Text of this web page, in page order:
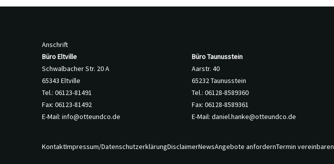
Anschrift
Büro Eltville
Schwalbacher Str. 20 A
65343 Eltville
Tel.: 06123-81491
Fax: 06123-81492
E-Mail: info@otteundco.de
Büro Taunusstein
Aarstr. 40
65232 Taunusstein
Tel.: 06128-8589360
Fax: 06128-8589361
E-Mail: daniel.hanke@otteundco.de
KontaktImpressum/DatenschutzerklärungDisclaimerNewsAngebote anfordernTermin vereinbaren